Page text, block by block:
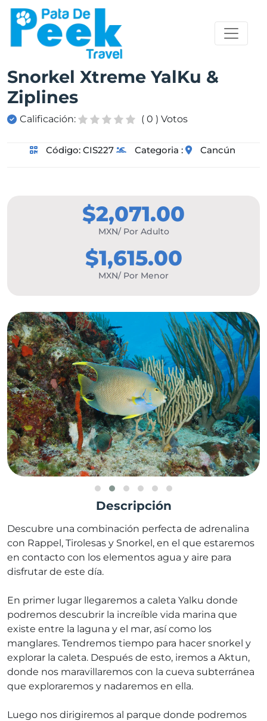
Snorkel Xtreme YalKu &
Ziplines
Calificación: ( 0 ) Votos
Código: CIS227 Categoria : Cancún
$2,071.00
MXN/ Por Adulto
$1,615.00
MXN/ Por Menor
Descripción
Descubre una combinación perfecta de adrenalina
con Rappel, Tirolesas y Snorkel, en el que estaremos
en contacto con los elementos agua y aire para
disfrutar de este día.
En primer lugar llegaremos a caleta Yalku donde
podremos descubrir la increíble vida marina que
existe entre la laguna y el mar, así como los
manglares. Tendremos tiempo para hacer snorkel y
explorar la caleta. Después de esto, iremos a Aktun,
donde nos maravillaremos con la cueva subterránea
que exploraremos y nadaremos en ella.
Luego nos dirigiremos al parque donde podremos